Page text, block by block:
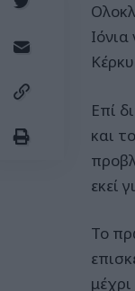
Επί
και
εκεί
Το